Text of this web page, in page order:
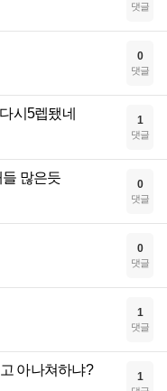
댓글
0
댓글
시5렙됐네 1
댓글
많은듯 0
댓글
0
댓글
1
댓글
아나쳐하냐? 1